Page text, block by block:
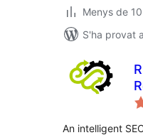
Menys de
S'ha provat
An intelligent